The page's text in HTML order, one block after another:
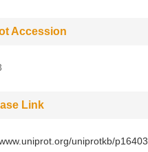
Accession
Link
uniprotkb/p16403